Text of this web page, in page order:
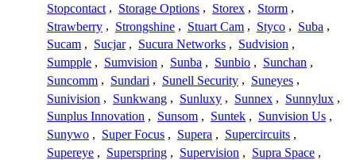
Stopcontact , Storage Options , Storex , Storm ,
Strawberry , Strongshine , Stuart Cam , Styco , Suba ,
Sucam , Sucjar , Sucura Networks , Sudvision ,
Sumpple , Sumvision , Sunba , Sunbio , Sunchan ,
Suncomm , Sundari , Sunell Security , Suneyes ,
Sunivision , Sunkwang , Sunluxy , Sunnex , Sunnylux ,
Sunplus Innovation , Sunsom , Suntek , Sunvision Us ,
Sunywo , Super Focus , Supera , Supercircuits ,
Supereye , Superspring , Supervision , Supra Space ,